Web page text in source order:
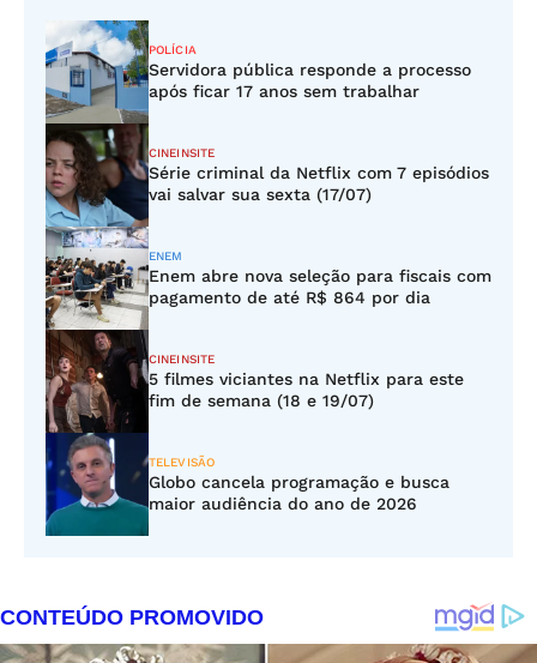
POLÍCIA
Servidora pública responde a processo
após ficar 17 anos sem trabalhar
CINEINSITE
Série criminal da Netflix com 7 episódios
vai salvar sua sexta (17/07)
ENEM
Enem abre nova seleção para fiscais com
pagamento de até R$ 864 por dia
CINEINSITE
5 filmes viciantes na Netflix para este
fim de semana (18 e 19/07)
TELEVISÃO
Globo cancela programação e busca
maior audiência do ano de 2026